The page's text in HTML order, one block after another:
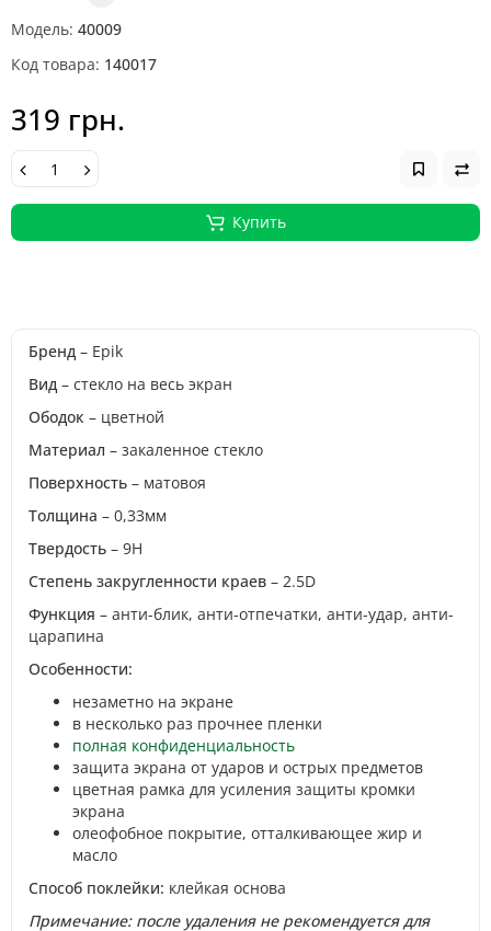
Модель: 40009
Код товара: 140017
319 грн.
Купить
Бренд – Epik
Вид – стекло на весь экран
Ободок – цветной
Материал – закаленное стекло
Поверхность – матовоя
Толщина – 0,33мм
Твердость – 9H
Степень закругленности краев – 2.5D
Функция – анти-блик, анти-отпечатки, анти-удар, анти-
царапина
Особенности:
незаметно на экране
в несколько раз прочнее пленки
полная конфиденциальность
защита экрана от ударов и острых предметов
цветная рамка для усиления защиты кромки
экрана
олеофобное покрытие, отталкивающее жир и
масло
Способ поклейки: клейкая основа
Примечание: после удаления не рекомендуется для